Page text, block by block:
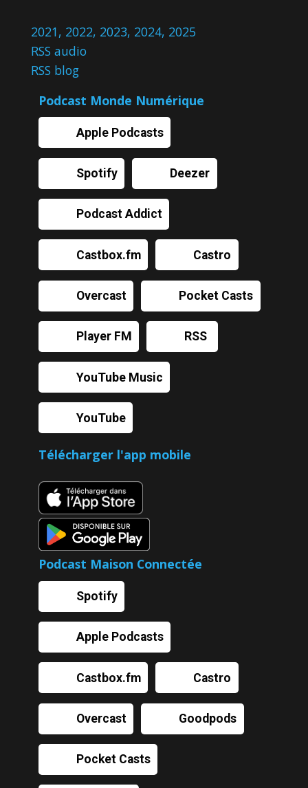
2021, 2022, 2023, 2024, 2025
RSS audio
RSS blog
Podcast Monde Numérique
Apple Podcasts
Spotify Deezer
Podcast Addict
Castbox.fm Castro
Overcast Pocket Casts
Player FM RSS
YouTube Music
YouTube
Télécharger l'app mobile
Podcast Maison Connectée
Spotify
Apple Podcasts
Castbox.fm Castro
Overcast Goodpods
Pocket Casts